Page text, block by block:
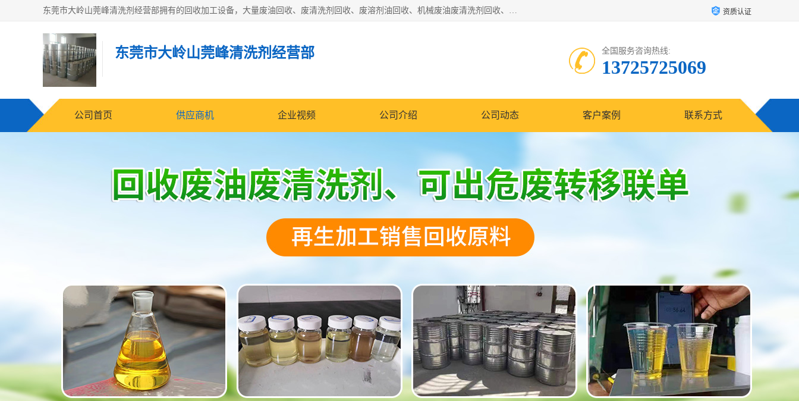
东莞市大岭山莞峰清洗剂经营部拥有的回收加工设备，大量废油回收、废清洗剂回收、废溶剂油回收、机械废油废清洗剂回收、废碳氢回收、碳氢液压油回收、碳氢二氯回收等废清洗剂处理；我们只是提供废旧化工原料的循环使用存放点，执行正规的存放，有正规的回收资质处理。同时我们公司批发零售回收级清洗剂，脱模油再生基础油，质量保证。 资质认证
东莞市大岭山莞峰清洗剂经营部 全国服务咨询热线:
13725725069
公司首页 供应商机 企业视频 公司介绍 公司动态 客户案例 联系方式